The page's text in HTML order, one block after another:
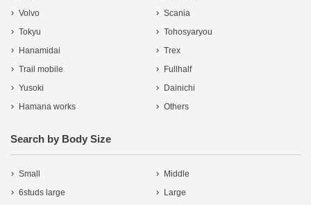
Volvo
Scania
Tokyu
Tohosyaryou
Hanamidai
Trex
Trail mobile
Fullhalf
Yusoki
Dainichi
Hamana works
Others
Search by Body Size
Small
Middle
6studs large
Large